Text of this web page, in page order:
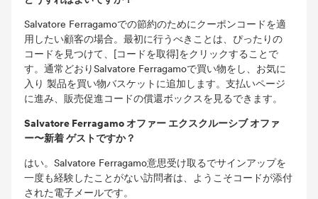
Salvatore Ferragamoでの節約のためにクーポンコードを適
用したい顧客の場合。最初に行うべきことは、ぴったりの
コードを見つけて、[コードを取得]をクリックすることで
す。通常どおりSalvatore Ferragamoで買い物をし、お気に
入り 製品を買い物バスケットに追加します。支払いページ
に進み、販売促進コードの償還ボックスを見るできます。
Salvatore Ferragamo オファー エクスクルーシブ オファ
ー〜新着 ゲストですか？
はい。Salvatore Ferragamo意思受け取るでサインアップを
一度も経験したことがない訪問者は、ようこそコードが添付
された電子メールです。